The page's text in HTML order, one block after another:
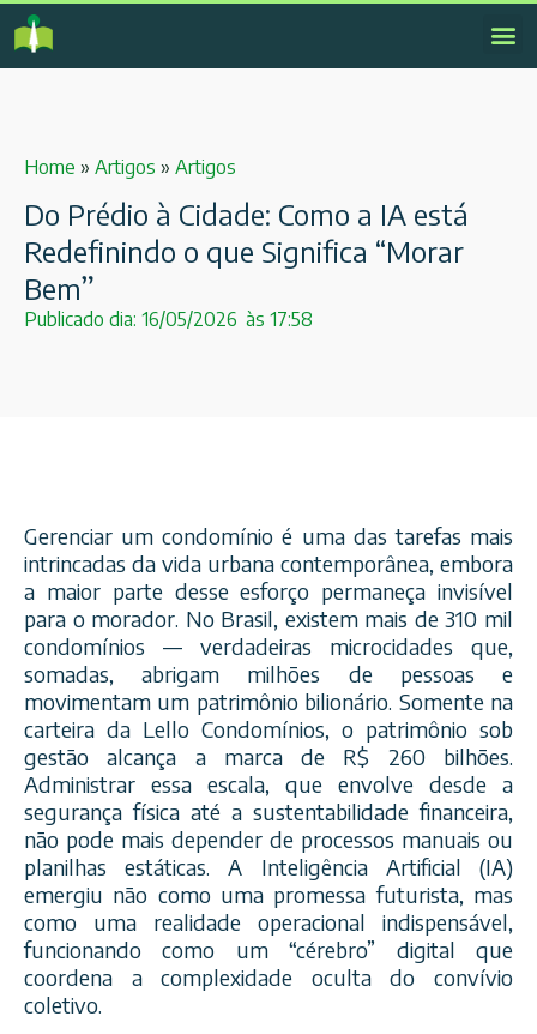
Home » Artigos » Artigos
Do Prédio à Cidade: Como a IA está
Redefinindo o que Significa “Morar
Bem”
Publicado dia: 16/05/2026 às 17:58
Gerenciar um condomínio é uma das tarefas mais
intrincadas da vida urbana contemporânea, embora
a maior parte desse esforço permaneça invisível
para o morador. No Brasil, existem mais de 310 mil
condomínios — verdadeiras microcidades que,
somadas, abrigam milhões de pessoas e
movimentam um patrimônio bilionário. Somente na
carteira da Lello Condomínios, o patrimônio sob
gestão alcança a marca de R$ 260 bilhões.
Administrar essa escala, que envolve desde a
segurança física até a sustentabilidade financeira,
não pode mais depender de processos manuais ou
planilhas estáticas. A Inteligência Artificial (IA)
emergiu não como uma promessa futurista, mas
como uma realidade operacional indispensável,
funcionando como um “cérebro” digital que
coordena a complexidade oculta do convívio
coletivo.